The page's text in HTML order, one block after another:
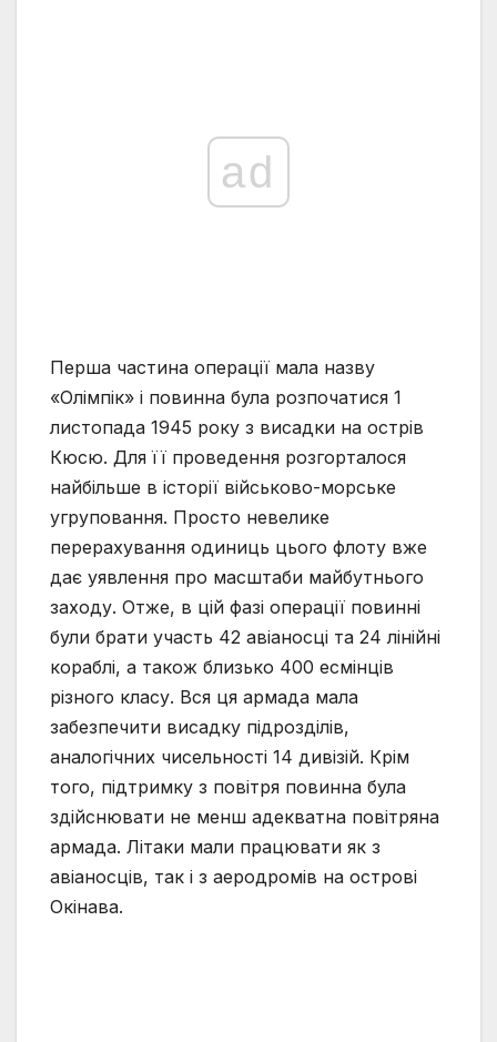
ad
Перша частина операції мала назву
«Олімпік» і повинна була розпочатися 1
листопада 1945 року з висадки на острів
Кюсю. Для її проведення розгорталося
найбільше в історії військово-морське
угруповання. Просто невелике
перерахування одиниць цього флоту вже
дає уявлення про масштаби майбутнього
заходу. Отже, в цій фазі операції повинні
були брати участь 42 авіаносці та 24 лінійні
кораблі, а також близько 400 есмінців
різного класу. Вся ця армада мала
забезпечити висадку підрозділів,
аналогічних чисельності 14 дивізій. Крім
того, підтримку з повітря повинна була
здійснювати не менш адекватна повітряна
армада. Літаки мали працювати як з
авіаносців, так і з аеродромів на острові
Окінава.